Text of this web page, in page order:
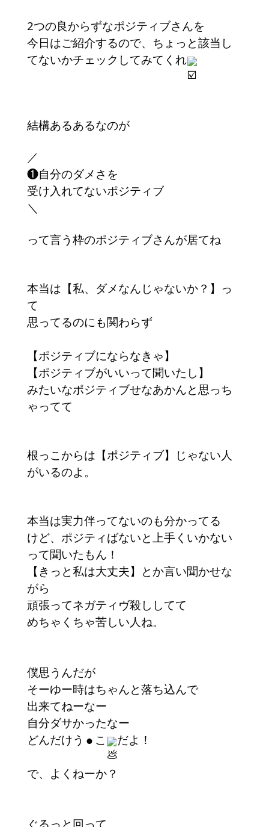
2つの良からずなポジティブさんを
今日はご紹介するので、ちょっと該当し
てないかチェックしてみてくれ
結構あるあるなのが
／
❶自分のダメさを
受け入れてないポジティブ
＼
って言う枠のポジティブさんが居てね
本当は【私、ダメなんじゃないか？】っ
て
思ってるのにも関わらず
【ポジティブにならなきゃ】
【ポジティブがいいって聞いたし】
みたいなポジティブせなあかんと思っち
ゃってて
根っこからは【ポジティブ】じゃない人
がいるのよ。
本当は実力伴ってないのも分かってる
けど、ポジティばないと上手くいかない
って聞いたもん！
【きっと私は大丈夫】とか言い聞かせな
がら
頑張ってネガティヴ殺ししてて
めちゃくちゃ苦しい人ね。
僕思うんだが
そーゆー時はちゃんと落ち込んで
出来てねーなー
自分ダサかったなー
どんだけう ⚫︎ こ だよ！
で、よくねーか？
ぐるっと回って